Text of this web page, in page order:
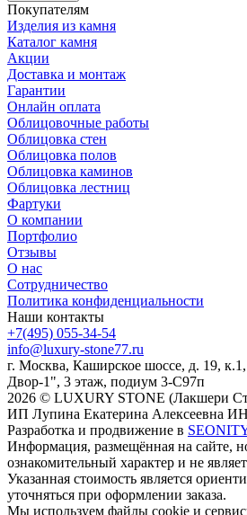
Покупателям
Изделия из камня
Каталог камня
Акции
Доставка и монтаж
Гарантии
Онлайн оплата
Облицовочные работы
Облицовка стен
Облицовка полов
Облицовка каминов
Облицовка лестниц
Фартуки
О компании
Портфолио
Отзывы
О нас
Сотрудничество
Политика конфиденциальности
Наши контакты
+7(495) 055-34-54
info@luxury-stone77.ru
г. Москва, Каширское шоссе, д. 19,
Двор-1", 3 этаж, подиум 3-С97п
2026 © LUXURY STONE (Лакшери
ИП Лупина Екатерина Алексеевна
Разработка и продвижение в
Информация, размещённая на сайте,
ознакомительный характер и не
Указанная стоимость является
уточняться при оформлении заказа.
Мы используем файлы cookie и